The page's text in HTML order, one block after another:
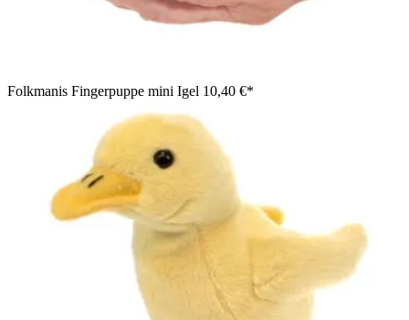
Folkmanis Fingerpuppe mini Igel 10,40 €*